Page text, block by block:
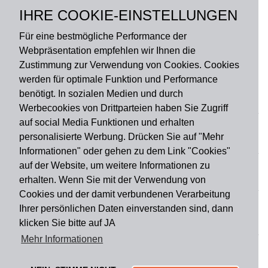
IHRE COOKIE-EINSTELLUNGEN
Für eine bestmögliche Performance der
Webpräsentation empfehlen wir Ihnen die
Zustimmung zur Verwendung von Cookies. Cookies
werden für optimale Funktion und Performance
benötigt. In sozialen Medien und durch
Werbecookies von Drittparteien haben Sie Zugriff
auf social Media Funktionen und erhalten
personalisierte Werbung. Drücken Sie auf "Mehr
Informationen" oder gehen zu dem Link "Cookies"
auf der Website, um weitere Informationen zu
erhalten. Wenn Sie mit der Verwendung von
Cookies und der damit verbundenen Verarbeitung
Ihrer persönlichen Daten einverstanden sind, dann
klicken Sie bitte auf JA
Mehr Informationen
rutschfester Latex
Zahlungsart
Versandart
Du findest uns auch auf
Informationen
Impressum Widerruf